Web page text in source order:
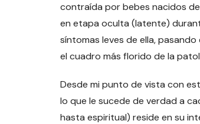
contraída por bebes nacidos
en etapa oculta (latente)
síntomas leves de ella,
el cuadro más florido de la
Desde mi punto de vista con
lo que le sucede de verdad a
hasta espiritual) reside en su